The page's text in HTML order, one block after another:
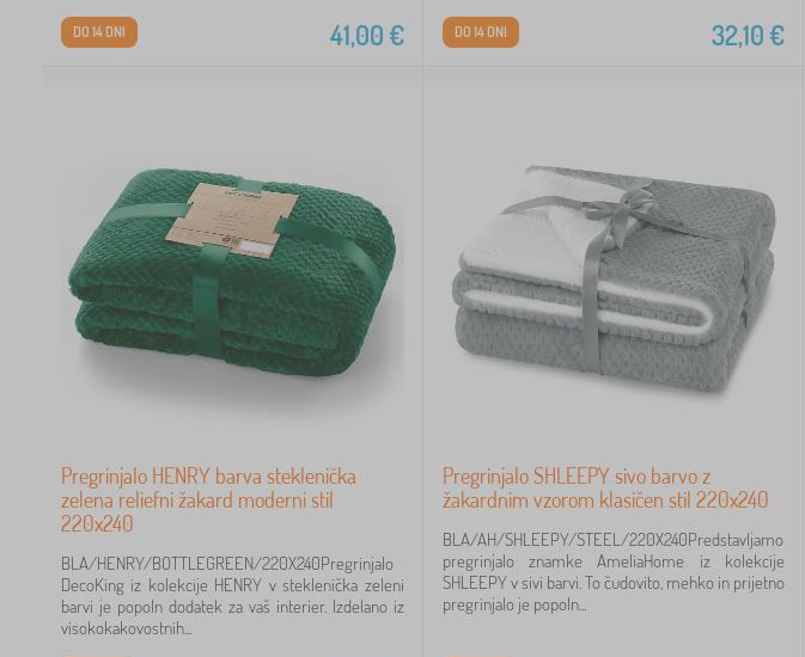
41,00€
DO 14 DNI 32,10€
DO 14 DNI
Pregrinjalo HENRY barva steklenička
zelena reliefni žakard moderni stil
220x240
BLA/HENRY/BOTTLEGREEN/220X240Pregrinjalo
DecoKing iz kolekcije HENRY v steklenička zeleni
barvi je popoln dodatek za vaš interier. Izdelano iz
visokokakovostnih...
Pregrinjalo SHLEEPY sivo barvo z
žakardnim vzorom klasičen stil 220x240
BLA/AH/SHLEEPY/STEEL/220X240Predstavljamo
pregrinjalo znamke AmeliaHome iz kolekcije
SHLEEPY v sivi barvi. To čudovito, mehko in prijetno
pregrinjalo je popoln...